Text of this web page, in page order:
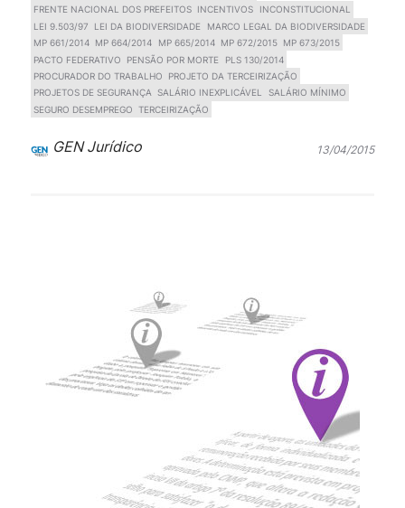
FRENTE NACIONAL DOS PREFEITOS
INCENTIVOS
INCONSTITUCIONAL
LEI 9.503/97
LEI DA BIODIVERSIDADE
MARCO LEGAL DA BIODIVERSIDADE
MP 661/2014
MP 664/2014 MP 665/2014 MP 672/2015 MP 673/2015
PACTO FEDERATIVO
PENSÃO POR MORTE
PLS 130/2014
PROCURADOR DO TRABALHO
PROJETO DA TERCEIRIZAÇÃO
PROJETOS DE SEGURANÇA SALÁRIO INEXPLICÁVEL
SALÁRIO MÍNIMO
SEGURO DESEMPREGO TERCEIRIZAÇÃO
GEN Jurídico 13/04/2015